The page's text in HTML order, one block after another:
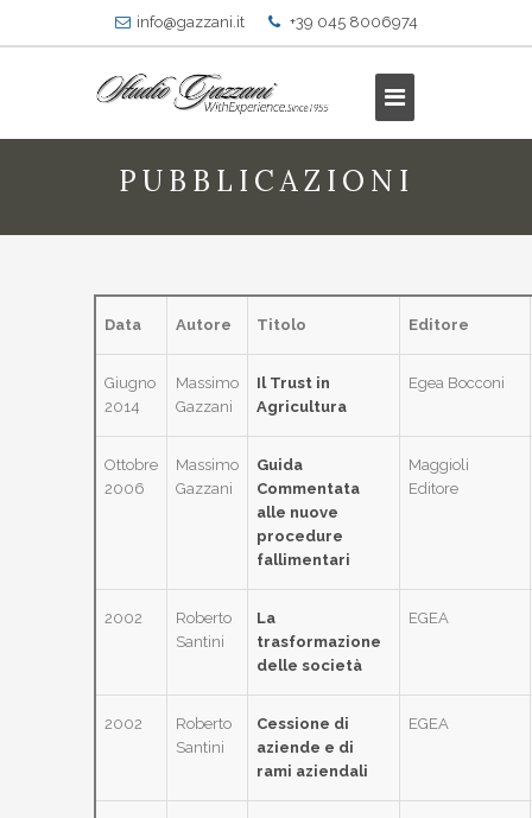
info@gazzani.it +39 045 8006974
PUBBLICAZIONI
Data Autore Titolo Editore
Giugno
2014
Massimo
Gazzani
Il Trust in
Agricultura
Egea Bocconi
Ottobre
2006
Massimo
Gazzani
Guida
Commentata
alle nuove
procedure
fallimentari
Maggioli
Editore
2002
Roberto
Santini
La
trasformazione
delle società
EGEA
2002
Roberto
Santini
Cessione di
aziende e di
rami aziendali
EGEA